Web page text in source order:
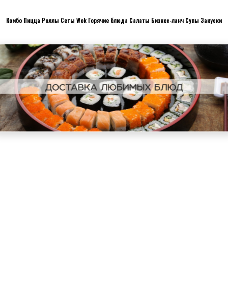
Комбо Пицца Роллы Сеты Wok Горячие блюда Салаты Бизнес-ланч Супы Закуски
ДесертыХлебДетское менюНапитки